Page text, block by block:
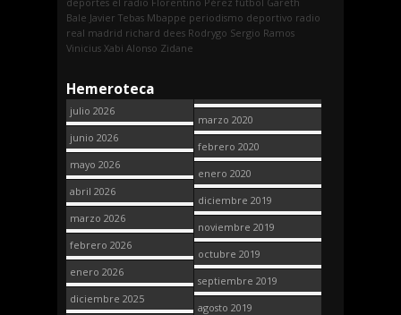
Bale Javier Tebas Mbappe periodismo deportivo radio
real madrid richard dees Rodrygo Sergio Ramos
Vinicius Xabi Alonso Zidane
Hemeroteca
julio 2026
junio 2026
mayo 2026
abril 2026
marzo 2026
febrero 2026
enero 2026
diciembre 2025
marzo 2020
febrero 2020
enero 2020
diciembre 2019
noviembre 2019
octubre 2019
septiembre 2019
agosto 2019